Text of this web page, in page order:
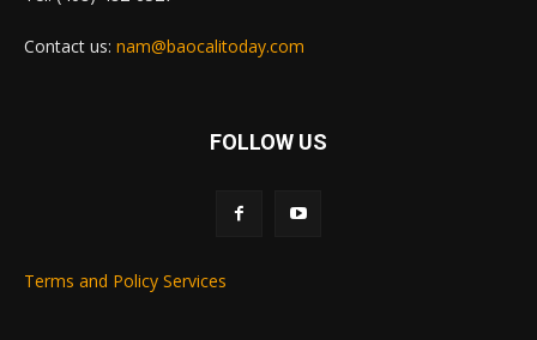
Contact us: nam@baocalitoday.com
FOLLOW US
Terms and Policy Services